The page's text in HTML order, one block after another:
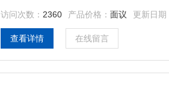
访问次数： 2360 产品价格： 面议 更新日期
查看详情 在线留言